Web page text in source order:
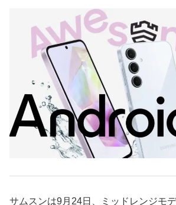
サムスンは9月24日、ミッドレンジモ